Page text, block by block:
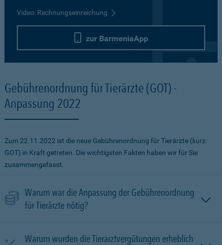
Video: Rechnungseinreichung
zur BarmeniaApp
Gebührenordnung für Tierärzte (GOT) -
Anpassung 2022
Zum 22.11.2022 ist die neue Gebührenordnung für Tierärzte (kurz:
GOT) in Kraft getreten. Die wichtigsten Fakten haben wir für Sie
zusammengefasst.
Warum war die Anpassung der Gebührenordnung
für Tierärzte nötig?
Warum wurden die Tierarztvergütungen erheblich